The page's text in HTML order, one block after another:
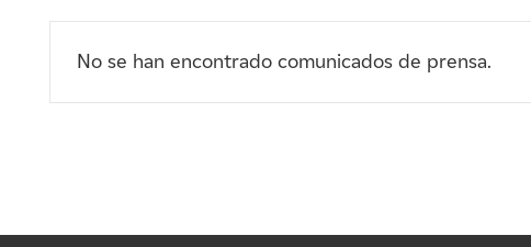
No se han encontrado comunicados de prensa.